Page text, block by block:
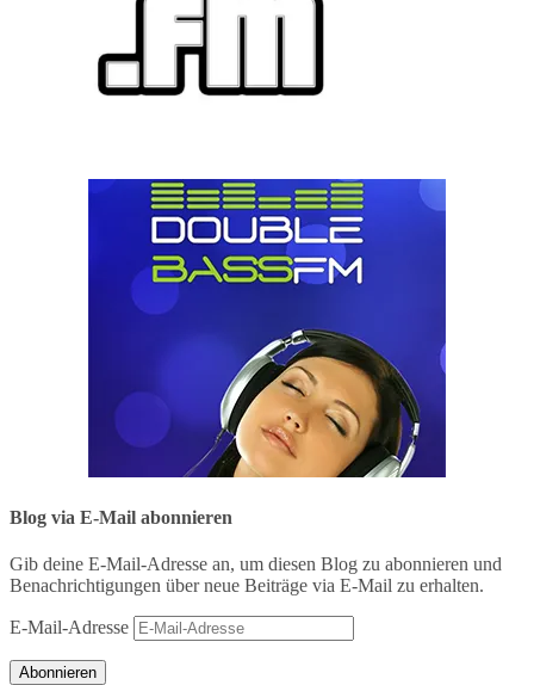
Blog via E-Mail abonnieren
Gib deine E-Mail-Adresse an, um diesen Blog zu abonnieren und
Benachrichtigungen über neue Beiträge via E-Mail zu erhalten.
E-Mail-Adresse
Abonnieren